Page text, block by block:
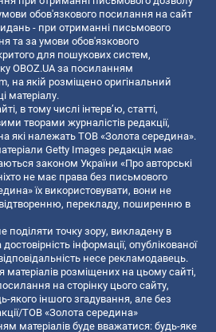
обов'язкового посилання на сайт
- при отриманні письмового
та за умови обов'язкового
для пошукових систем,
OBOZ.UA за посиланням
, на якій розміщено оригінальний
матеріалу.
в тому числі інтерв’ю, статті,
творами журналістів редакції,
які належать ТОВ «Золота середина».
Getty Images редакція має
законом України «Про авторські
не має права без письмового
їх використовувати, вони не
перекладу, поширенню в
поділяти точку зору, викладену в
інформації, опублікованої
несе рекламодавець.
розміщених на цьому сайті,
на сторінку цього сайту,
якого іншого згадування, але без
ТОВ «Золота середина»
матеріалів буде вважатися: будь-яке